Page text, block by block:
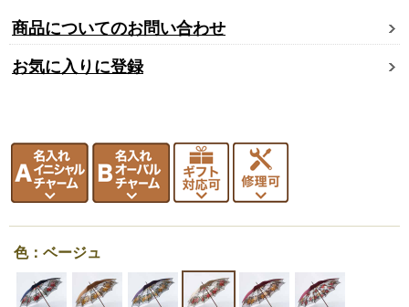
商品についてのお問い合わせ
お気に入りに登録
色：ベージュ